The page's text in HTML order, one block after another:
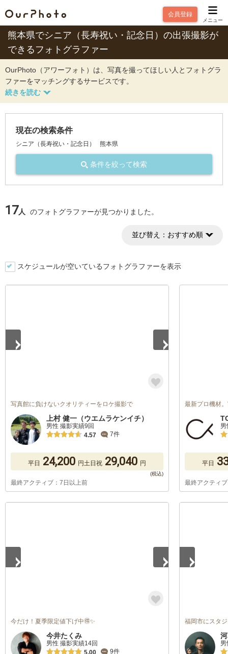
会員登録
メニュー
熊本県でシニア（長寿祝い・記念日）の出張撮影が
できるフォトグラファー
OurPhoto（アワーフォト）は、写真を撮ってほしい人とフォトグラ
ファーをマッチングするサービスです。
現在の検索条件
シニア（長寿祝い・記念日） 熊本県
条件を絞って検索
17人 のフォトグラファーが見つかりました。
並び替え： おすすめ順
スケジュールが空いているフォトグラファーを表示
写真館に負けないクオリティーをロケ撮影で
上村 健一（ウエムラケンイチ）
男性 撮影実績9回
4.57
7件
平日 24,200 円土日祝 29,040 円
最終アクティブ：7日以上前
最新プロ機材
平日
最終アクティ
今だけ！夏季限定値下げ中🉐✨
今井たくみ
男性 撮影実績14回
5.00
9件
福岡市にスタ